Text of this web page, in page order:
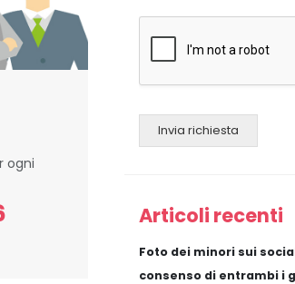
ogni
Invia richiesta
Articoli recenti
Foto dei minori sui
consenso di entrambi i